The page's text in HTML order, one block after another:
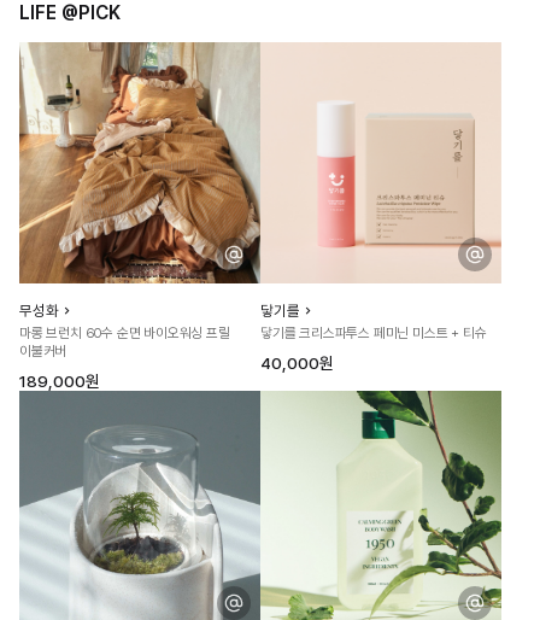
LIFE @PICK
무성화
마롱 브런치 60수 순면 바이오워싱 프릴
이불커버
189,000원
닿기를
닿기를 크리스파투스 페미닌 미스트 + 티슈
40,000원